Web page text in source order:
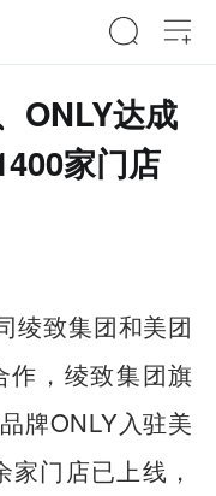
ONLY达成
家门店
绫致集团和美团
作，绫致集团旗
牌ONLY入驻美
门店已上线，